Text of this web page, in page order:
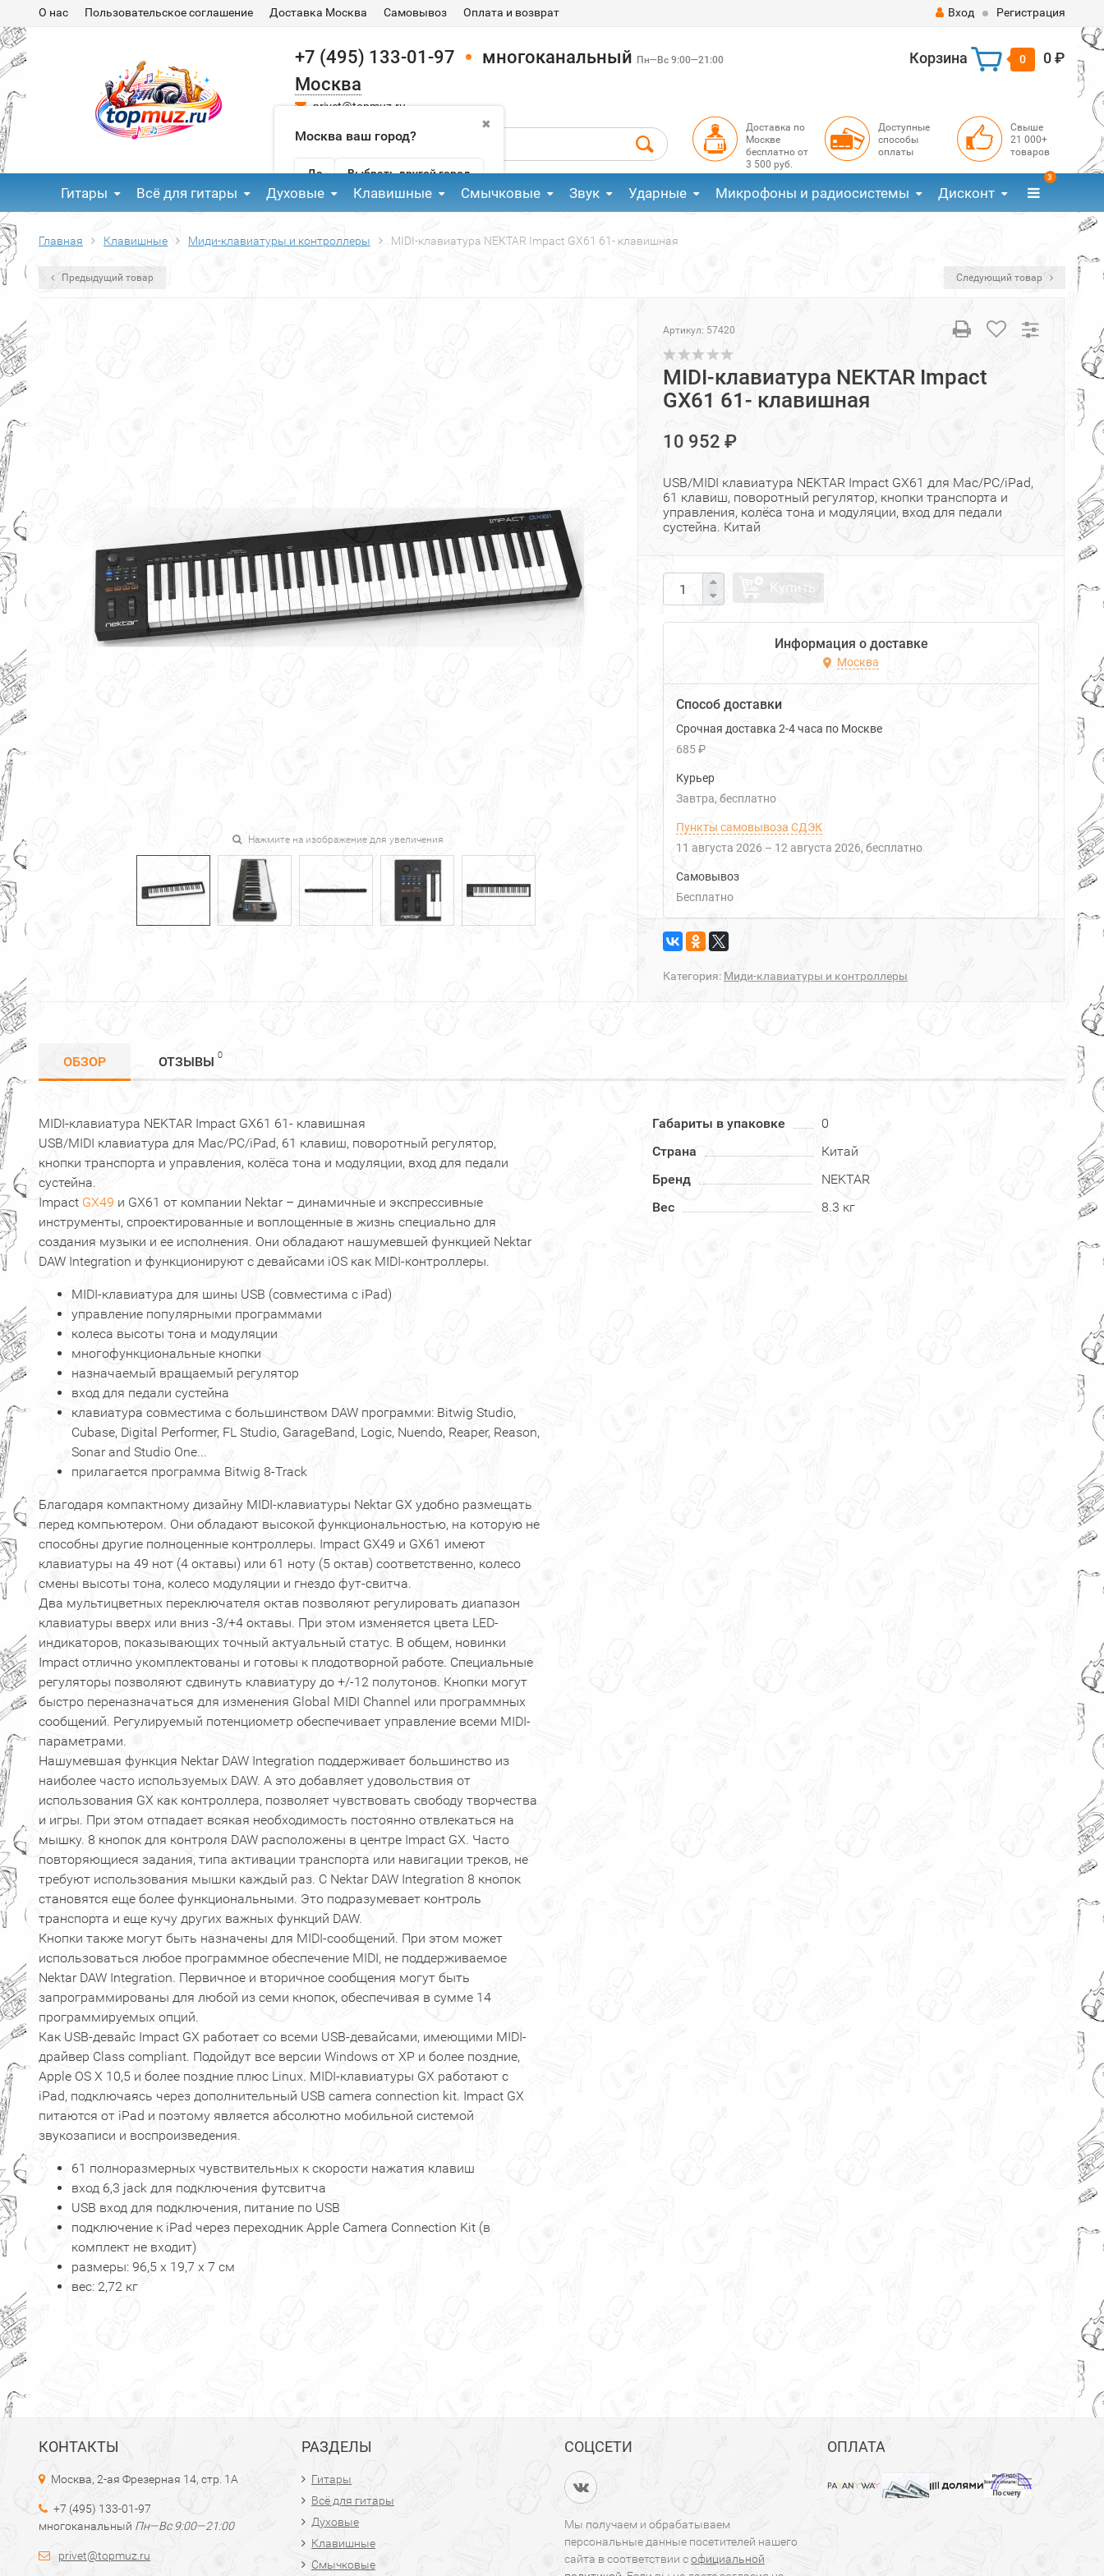
О нас Пользовательское соглашение Доставка Москва Самовывоз Оплата и возврат Вход Регистрация
+7 (495) 133-01-97 многоканальный Пн—Вс 9:00—21:00
Москва
✖
Москва ваш город?
Да Выбрать другой город
privet@topmuz.ru
Корзина 0 0 ₽
Доставка по
Москве
бесплатно от
3 500 руб.
Доступные
способы
оплаты
Свыше
21 000+
товаров
Гитары Всё для гитары Духовые Клавишные Смычковые Звук Ударные Микрофоны и радиосистемы Дисконт
3
Главная Клавишные Миди-клавиатуры и контроллеры MIDI-клавиатура NEKTAR Impact GX61 61- клавишная
Предыдущий товар Следующий товар
Нажмите на изображение для увеличения
Артикул: 57420
MIDI-клавиатура NEKTAR Impact
GX61 61- клавишная
10 952 ₽
USB/MIDI клавиатура NEKTAR Impact GX61 для Mac/PC/iPad,
61 клавиш, поворотный регулятор, кнопки транспорта и
управления, колёса тона и модуляции, вход для педали
сустейна. Китай
Купить
Информация о доставке
Москва
Способ доставки
Срочная доставка 2-4 часа по Москве
685 ₽
Курьер
Завтра
Бесплатно
Пункты самовывоза СДЭК
11 августа 2026 – 12 августа 2026 Бесплатно
Самовывоз
Бесплатно
Категория: Миди-клавиатуры и контроллеры
ОБЗОР ОТЗЫВЫ 0
MIDI-клавиатура NEKTAR Impact GX61 61- клавишная
USB/MIDI клавиатура для Mac/PC/iPad, 61 клавиш, поворотный регулятор,
кнопки транспорта и управления, колёса тона и модуляции, вход для педали
сустейна.
Impact GX49 и GX61 от компании Nektar – динамичные и экспрессивные
инструменты, спроектированные и воплощенные в жизнь специально для
создания музыки и ее исполнения. Они обладают нашумевшей функцией Nektar
DAW Integration и функционируют с девайсами iOS как MIDI-контроллеры.
MIDI-клавиатура для шины USB (совместима с iPad)
управление популярными программами
колеса высоты тона и модуляции
многофункциональные кнопки
назначаемый вращаемый регулятор
вход для педали сустейна
клавиатура совместима с большинством DAW программи: Bitwig Studio,
Cubase, Digital Performer, FL Studio, GarageBand, Logic, Nuendo, Reaper, Reason,
Sonar and Studio One...
прилагается программа Bitwig 8-Track
Благодаря компактному дизайну MIDI-клавиатуры Nektar GX удобно размещать
перед компьютером. Они обладают высокой функциональностью, на которую не
способны другие полноценные контроллеры. Impact GX49 и GX61 имеют
клавиатуры на 49 нот (4 октавы) или 61 ноту (5 октав) соответственно, колесо
смены высоты тона, колесо модуляции и гнездо фут-свитча.
Два мультицветных переключателя октав позволяют регулировать диапазон
клавиатуры вверх или вниз -3/+4 октавы. При этом изменяется цвета LED-
индикаторов, показывающих точный актуальный статус. В общем, новинки
Impact отлично укомплектованы и готовы к плодотворной работе. Специальные
регуляторы позволяют сдвинуть клавиатуру до +/-12 полутонов. Кнопки могут
быстро переназначаться для изменения Global MIDI Channel или программных
сообщений. Регулируемый потенциометр обеспечивает управление всеми MIDI-
параметрами.
Нашумевшая функция Nektar DAW Integration поддерживает большинство из
наиболее часто используемых DAW. А это добавляет удовольствия от
использования GX как контроллера, позволяет чувствовать свободу творчества
и игры. При этом отпадает всякая необходимость постоянно отвлекаться на
мышку. 8 кнопок для контроля DAW расположены в центре Impact GX. Часто
повторяющиеся задания, типа активации транспорта или навигации треков, не
требуют использования мышки каждый раз. С Nektar DAW Integration 8 кнопок
становятся еще более функциональными. Это подразумевает контроль
транспорта и еще кучу других важных функций DAW.
Кнопки также могут быть назначены для MIDI-сообщений. При этом может
использоваться любое программное обеспечение MIDI, не поддерживаемое
Nektar DAW Integration. Первичное и вторичное сообщения могут быть
запрограммированы для любой из семи кнопок, обеспечивая в сумме 14
программируемых опций.
Как USB-девайс Impact GX работает со всеми USB-девайсами, имеющими MIDI-
драйвер Class compliant. Подойдут все версии Windows от XP и более поздние,
Apple OS Х 10,5 и более поздние плюс Linux. MIDI-клавиатуры GX работают с
iPad, подключаясь через дополнительный USB camera connection kit. Impact GX
питаются от iPad и поэтому является абсолютно мобильной системой
звукозаписи и воспроизведения.
61 полноразмерных чувствительных к скорости нажатия клавиш
вход 6,3 jack для подключения футсвитча
USB вход для подключения, питание по USB
подключение к iPad через переходник Apple Camera Connection Kit (в
комплект не входит)
размеры: 96,5 х 19,7 х 7 см
вес: 2,72 кг
Габариты в упаковке
0
Страна
Китай
Бренд
NEKTAR
Вес
8.3 кг
КОНТАКТЫ
Москва, 2-ая Фрезерная 14, стр. 1А
+7 (495) 133-01-97
многоканальный Пн—Вс 9:00—21:00
privet@topmuz.ru
РАЗДЕЛЫ
Гитары
Всё для гитары
Духовые
Клавишные
Смычковые
СОЦСЕТИ
Мы получаем и обрабатываем
персональные данные посетителей нашего
сайта в соответствии софициальной
ОПЛАТА